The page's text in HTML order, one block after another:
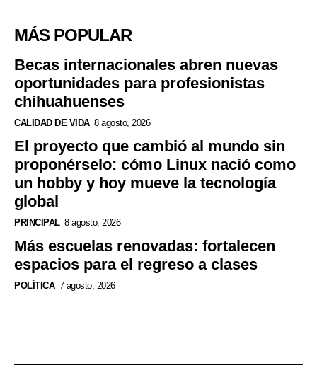
MÁS POPULAR
Becas internacionales abren nuevas
oportunidades para profesionistas
chihuahuenses
CALIDAD DE VIDA 8 agosto, 2026
El proyecto que cambió al mundo sin
proponérselo: cómo Linux nació como
un hobby y hoy mueve la tecnología
global
PRINCIPAL 8 agosto, 2026
Más escuelas renovadas: fortalecen
espacios para el regreso a clases
POLÍTICA 7 agosto, 2026